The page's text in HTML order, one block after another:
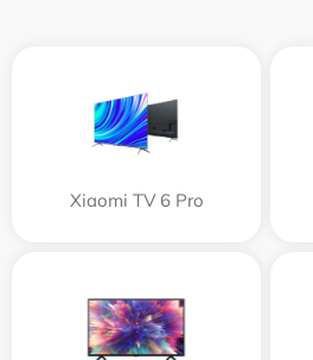
Xiaomi TV 6 Pro